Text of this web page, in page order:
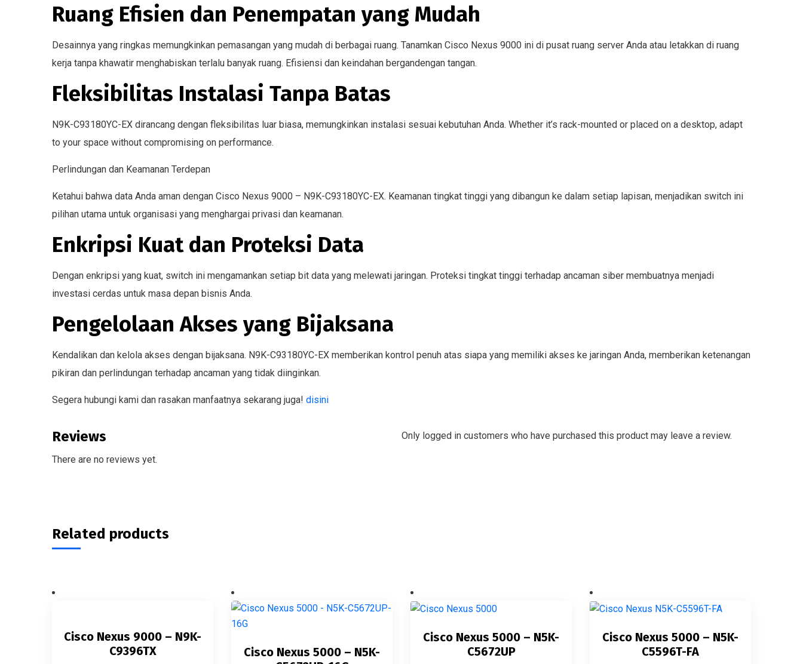
Ruang Efisien dan Penempatan yang Mudah
Desainnya yang ringkas memungkinkan pemasangan yang mudah di berbagai ruang. Tanamkan Cisco Nexus 9000 ini di pusat ruang server Anda atau letakkan di ruang
kerja tanpa khawatir menghabiskan terlalu banyak ruang. Efisiensi dan keindahan bergandengan tangan.
Fleksibilitas Instalasi Tanpa Batas
N9K-C93180YC-EX dirancang dengan fleksibilitas luar biasa, memungkinkan instalasi sesuai kebutuhan Anda. Whether it’s rack-mounted or placed on a desktop, adapt
to your space without compromising on performance.
Perlindungan dan Keamanan Terdepan
Ketahui bahwa data Anda aman dengan Cisco Nexus 9000 – N9K-C93180YC-EX. Keamanan tingkat tinggi yang dibangun ke dalam setiap lapisan, menjadikan switch ini
pilihan utama untuk organisasi yang menghargai privasi dan keamanan.
Enkripsi Kuat dan Proteksi Data
Dengan enkripsi yang kuat, switch ini mengamankan setiap bit data yang melewati jaringan. Proteksi tingkat tinggi terhadap ancaman siber membuatnya menjadi
investasi cerdas untuk masa depan bisnis Anda.
Pengelolaan Akses yang Bijaksana
Kendalikan dan kelola akses dengan bijaksana. N9K-C93180YC-EX memberikan kontrol penuh atas siapa yang memiliki akses ke jaringan Anda, memberikan ketenangan
pikiran dan perlindungan terhadap ancaman yang tidak diinginkan.
Segera hubungi kami dan rasakan manfaatnya sekarang juga! disini
Reviews
There are no reviews yet.
Only logged in customers who have purchased this product may leave a review.
Related products
Cisco Nexus 9000 – N9K-
C9396TX
Cisco Nexus 5000 – N5K-
Cisco Nexus 5000 – N5K-
C5672UP
Cisco Nexus 5000 – N5K-
C5596T-FA